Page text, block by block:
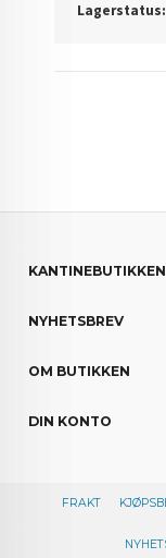
Lagerstatus:
NYHETSBREV
OM BUTIKKEN
DIN KONTO
FRAKT